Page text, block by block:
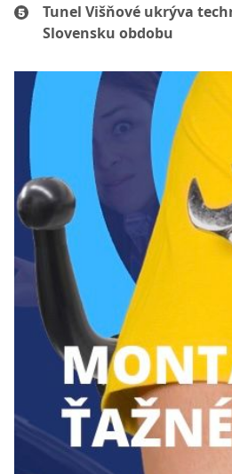
Tunel Višňové ukrýva
Slovensku obdobu